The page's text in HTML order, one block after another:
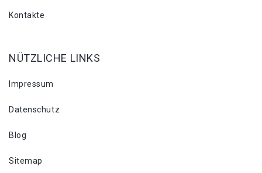
Kontakte
NÜTZLICHE LINKS
Impressum
Datenschutz
Blog
Sitemap